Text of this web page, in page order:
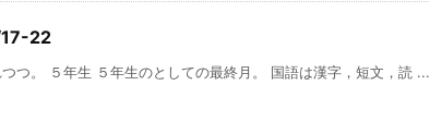
17-22
つ。 ５年生 ５年生のとしての最終月。 国語は漢字，短文，読 ...